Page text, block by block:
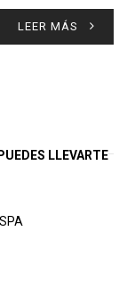
LEER MÁS
LLEVARTE